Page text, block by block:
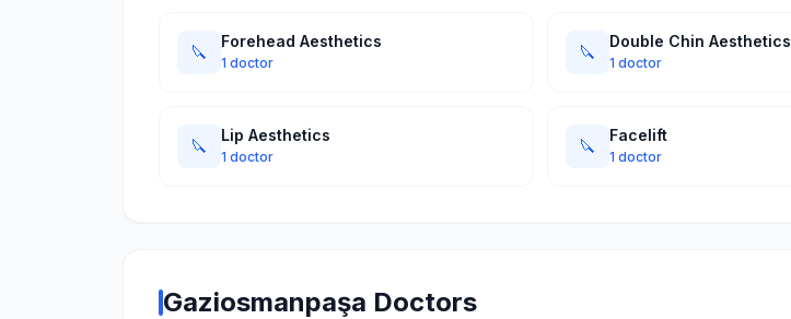
🔪
Forehead Aesthetics
1 doctor 🔪
Double Chin Aesthetics
1 doctor
🔪
Lip Aesthetics
1 doctor 🔪
Facelift
1 doctor
Gaziosmanpaşa Doctors